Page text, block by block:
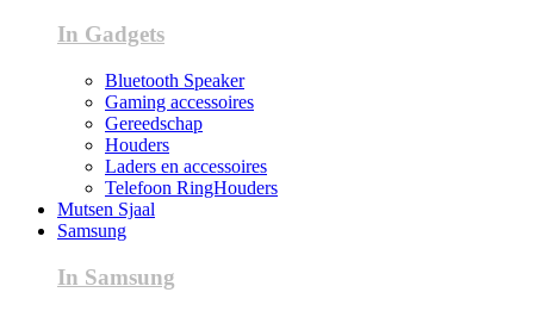
In Gadgets
Bluetooth Speaker
Gaming accessoires
Gereedschap
Houders
Laders en accessoires
Telefoon RingHouders
Mutsen Sjaal
Samsung
In Samsung